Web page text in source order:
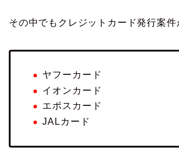
その中でもクレジットカード発行案件
ヤフーカード
イオンカード
エポスカード
JALカード